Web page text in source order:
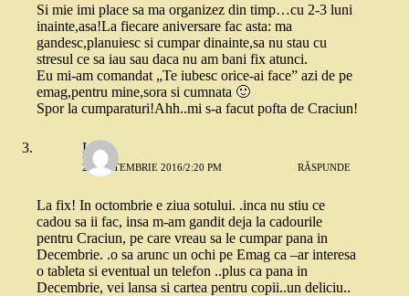
Si mie imi place sa ma organizez din timp…cu 2-3 luni
inainte,asa!La fiecare aniversare fac asta: ma
gandesc,planuiesc si cumpar dinainte,sa nu stau cu
stresul ce sa iau sau daca nu am bani fix atunci.
Eu mi-am comandat „Te iubesc orice-ai face” azi de pe
emag,pentru mine,sora si cumnata 🙂
Spor la cumparaturi!Ahh..mi s-a facut pofta de Craciun!
Livia
20 SEPTEMBRIE 2016/2:20 PM RĂSPUNDE
La fix! In octombrie e ziua sotului. .inca nu stiu ce
cadou sa ii fac, insa m-am gandit deja la cadourile
pentru Craciun, pe care vreau sa le cumpar pana in
Decembrie. .o sa arunc un ochi pe Emag ca –ar interesa
o tableta si eventual un telefon ..plus ca pana in
Decembrie, vei lansa si cartea pentru copii..un deliciu..